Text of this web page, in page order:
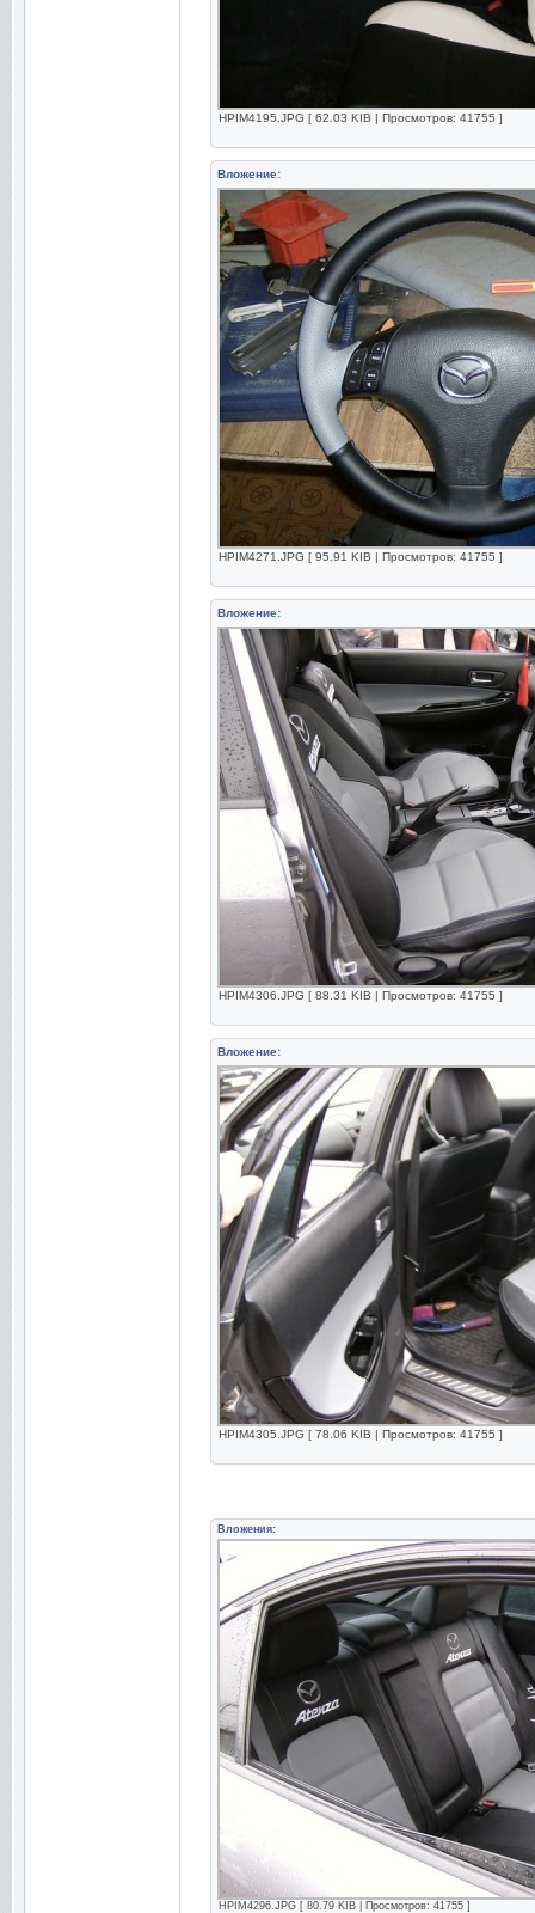
HPIM4195.JPG [ 62.03 KIB | Просмотров: 41755 ]
Вложение:
HPIM4271.JPG [ 95.91 KIB | Просмотров: 41755 ]
Вложение:
HPIM4306.JPG [ 88.31 KIB | Просмотров: 41755 ]
Вложение:
HPIM4305.JPG [ 78.06 KIB | Просмотров: 41755 ]
Вложения:
HPIM4296.JPG [ 80.79 KIB | Просмотров: 41755 ]